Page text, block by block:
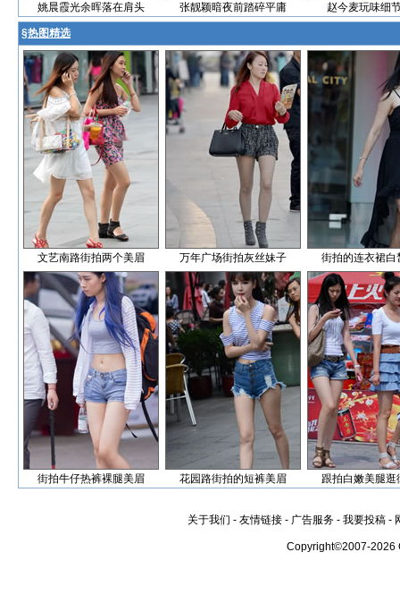
姚晨霞光余晖落在肩头 张靓颖暗夜前踏碎平庸 赵今麦玩味细
§热图精选
文艺南路街拍两个美眉 万年广场街拍灰丝妹子 街拍的连衣裙白
街拍牛仔热裤裸腿美眉 花园路街拍的短裤美眉 跟拍白嫩美腿逛
关于我们 - 友情链接 - 广告服务 - 我要投稿 -
Copyright©2007-2026